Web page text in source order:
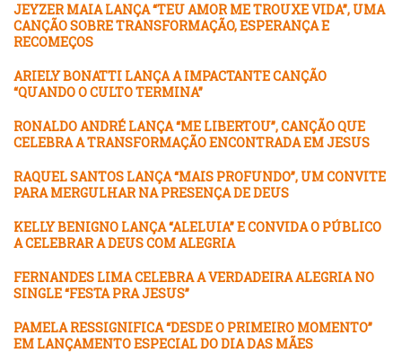
JEYZER MAIA LANÇA “TEU AMOR ME TROUXE VIDA”, UMA
CANÇÃO SOBRE TRANSFORMAÇÃO, ESPERANÇA E
RECOMEÇOS
ARIELY BONATTI LANÇA A IMPACTANTE CANÇÃO
“QUANDO O CULTO TERMINA”
RONALDO ANDRÉ LANÇA “ME LIBERTOU”, CANÇÃO QUE
CELEBRA A TRANSFORMAÇÃO ENCONTRADA EM JESUS
RAQUEL SANTOS LANÇA “MAIS PROFUNDO”, UM CONVITE
PARA MERGULHAR NA PRESENÇA DE DEUS
KELLY BENIGNO LANÇA “ALELUIA” E CONVIDA O PÚBLICO
A CELEBRAR A DEUS COM ALEGRIA
FERNANDES LIMA CELEBRA A VERDADEIRA ALEGRIA NO
SINGLE “FESTA PRA JESUS”
PAMELA RESSIGNIFICA “DESDE O PRIMEIRO MOMENTO”
EM LANÇAMENTO ESPECIAL DO DIA DAS MÃES